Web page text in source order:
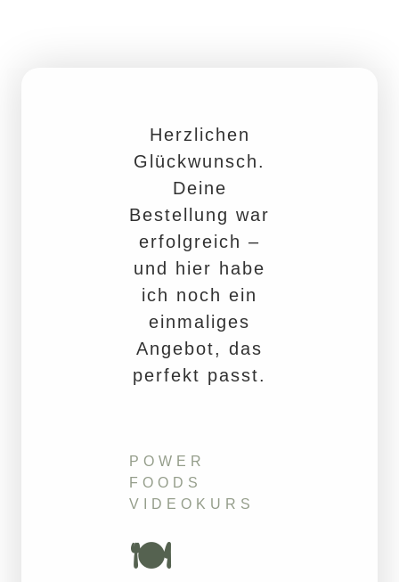
Herzlichen
Glückwunsch.
Deine
Bestellung war
erfolgreich –
und hier habe
ich noch ein
einmaliges
Angebot, das
perfekt passt.
POWER
FOODS
VIDEOKURS
🍽️